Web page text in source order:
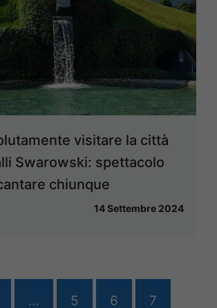
visitare la città
Swarowski: spettacolo
chiunque
14 Settembre 2024
… 5 6 7